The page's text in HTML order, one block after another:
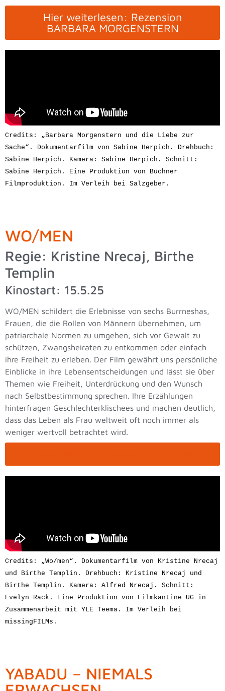
Hier weiterlesen: Rezension
BARBARA MORGENSTERN
Credits: „Barbara Morgenstern und die Liebe zur
Sache“. Dokumentarfilm von Sabine Herpich. Drehbuch:
Sabine Herpich. Kamera: Sabine Herpich. Schnitt:
Sabine Herpich. Eine Produktion von Büchner
Filmproduktion. Im Verleih bei Salzgeber.
WO/MEN
Regie: Kristine Nrecaj, Birthe
Templin
Kinostart: 15.5.25
WO/MEN schildert die Erlebnisse von sechs Burrneshas,
Frauen, die die Rollen von Männern übernehmen, um
patriarchale Normen zu umgehen, sich vor Gewalt zu
schützen, Zwangsheiraten zu entkommen oder einfach
ihre Freiheit zu erleben. Der Film gewährt uns persönliche
Einblicke in ihre Lebensentscheidungen und lässt sie über
Themen wie Freiheit, Unterdrückung und den Wunsch
nach Selbstbestimmung sprechen. Ihre Erzählungen
hinterfragen Geschlechterklischees und machen deutlich,
dass das Leben als Frau weltweit oft noch immer als
weniger wertvoll betrachtet wird.
Credits: „Wo/men“. Dokumentarfilm von Kristine Nrecaj
und Birthe Templin. Drehbuch: Kristine Nrecaj und
Birthe Templin. Kamera: Alfred Nrecaj. Schnitt:
Evelyn Rack. Eine Produktion von Filmkantine UG in
Zusammenarbeit mit YLE Teema. Im Verleih bei
missingFILMs.
YABADU – NIEMALS